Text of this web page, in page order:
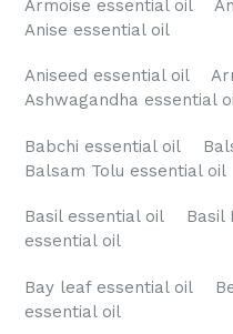
Armoise essential oil
Anise essential oil
Aniseed essential oil
Ashwagandha essential
Babchi essential oil
Balsam Tolu essential oil
Basil essential oil Basil
essential oil
Bay leaf essential oil
essential oil